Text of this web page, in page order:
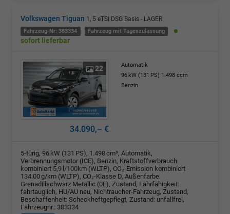
Volkswagen Tiguan 1, 5 eTSI DSG Basis - LAGER
Fahrzeug-Nr: 383334 Fahrzeug mit Tageszulassung
sofort lieferbar
22
Automatik
96 kW (131 PS) 1.498 ccm
Benzin
34.090,– €
5-türig, 96 kW (131 PS), 1.498 cm³, Automatik,
Verbrennungsmotor (ICE), Benzin, Kraftstoffverbrauch
kombiniert 5,9 l/100km (WLTP), CO₂-Emission kombiniert
134.00 g/km (WLTP), CO₂-Klasse D, Außenfarbe:
Grenadillschwarz Metallic (0E), Zustand, Fahrfähigkeit:
fahrtauglich, HU/AU neu, Nichtraucher-Fahrzeug, Zustand,
Beschaffenheit: Scheckheftgepflegt, Zustand: unfallfrei,
Fahrzeugnr.: 383334